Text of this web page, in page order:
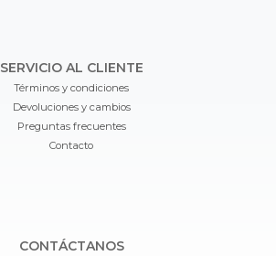
SERVICIO AL CLIENTE
Términos y condiciones
Devoluciones y cambios
Preguntas frecuentes
Contacto
CONTÁCTANOS